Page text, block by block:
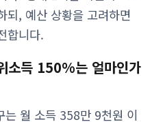
되, 예산 상황을 고려하면
합니다.
소득 150%는 얼마인가
월 소득 358만 9천원 이